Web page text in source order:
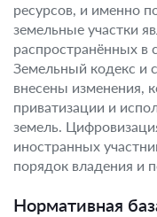
ресурсов, и именно
земельные участки
распространённых в
Земельный кодекс и
внесены изменения,
приватизации и
земель.
иностранных
порядок владения и
Нормативная